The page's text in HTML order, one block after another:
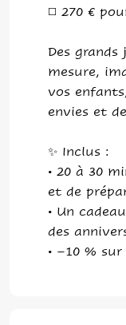
◻️ 270 €
Des
mesure,
vos
envies et
✨ Inclus :
• 20 à 30
et de
• Un
des
• –10 %